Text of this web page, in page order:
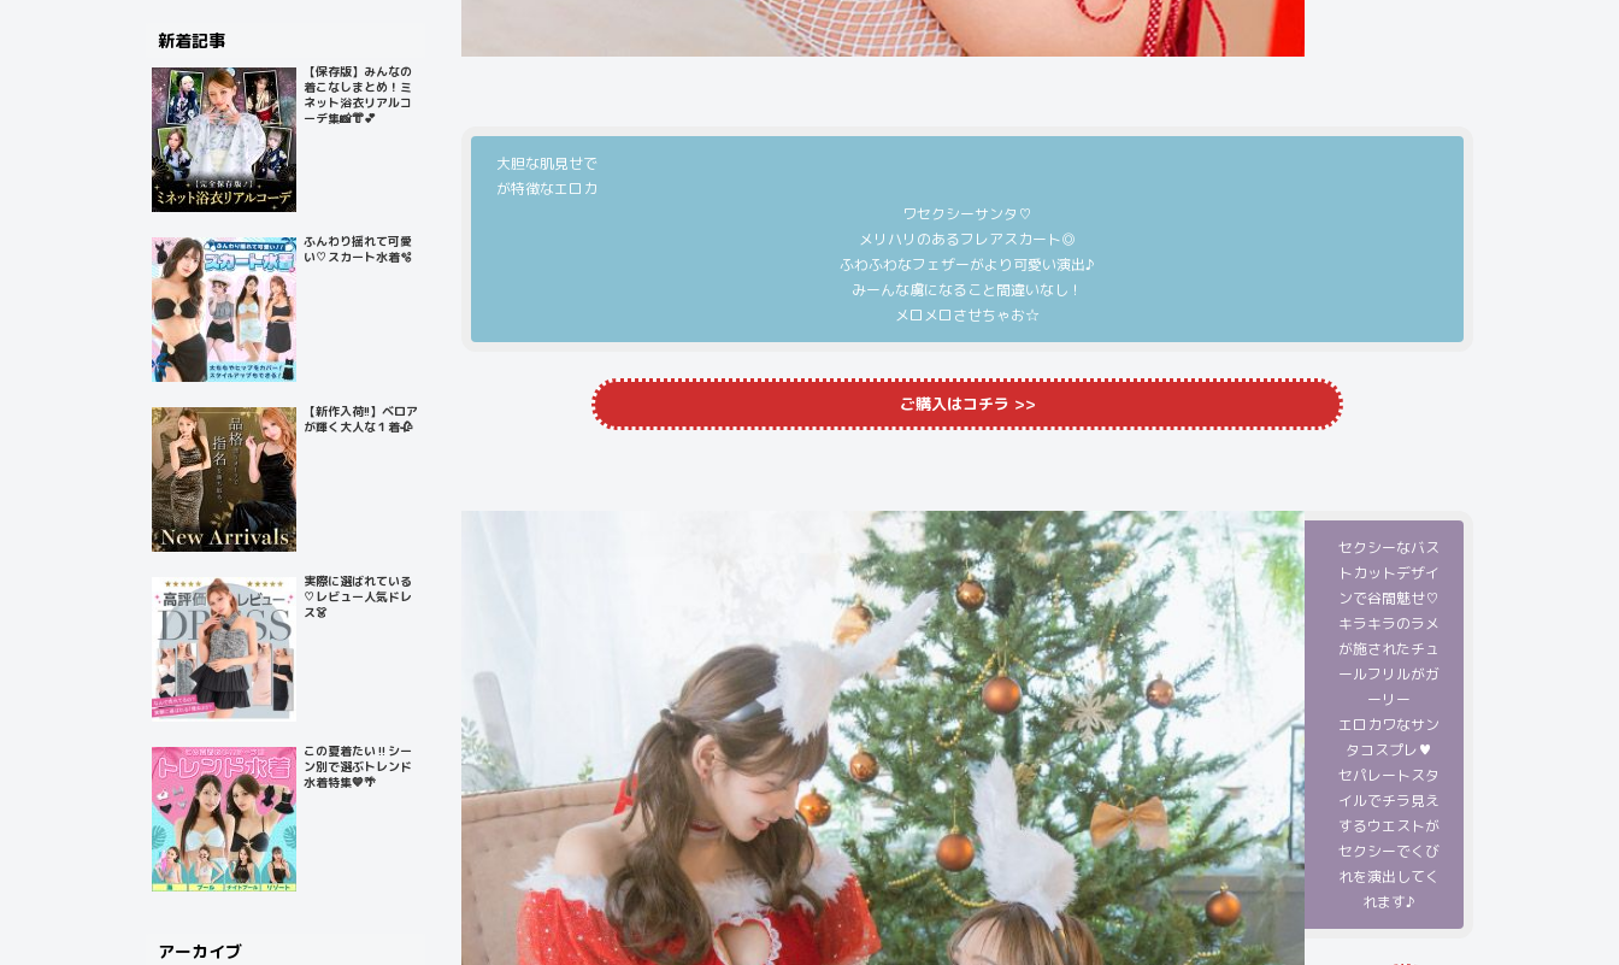
大胆な肌見せで
が特徴なエロカ
ワセクシーサンタ♡
メリハリのあるフレアスカート◎
ふわふわなフェザーがより可愛い演出♪
みーんな虜になること間違いなし！
メロメロさせちゃお☆
ご購入はコチラ >>
セクシーなバス
トカットデザイ
ンで谷間魅せ♡
キラキラのラメ
が施されたチュ
ールフリルがガ
ーリー
エロカワなサン
タコスプレ♥
セパレートスタ
イルでチラ見え
するウエストが
セクシーでくび
れを演出してく
れます♪
新着記事
【保存版】みんなの
着こなしまとめ！ミ
ネット浴衣リアルコ
ーデ集📸👘💕
ふんわり揺れて可愛
い♡スカート水着🫧
【新作入荷!!】ベロア
が輝く大人な１着🥀
実際に選ばれている
♡レビュー人気ドレ
ス👗
この夏着たい‼️シー
ン別で選ぶトレンド
水着特集💙🌴
アーカイブ